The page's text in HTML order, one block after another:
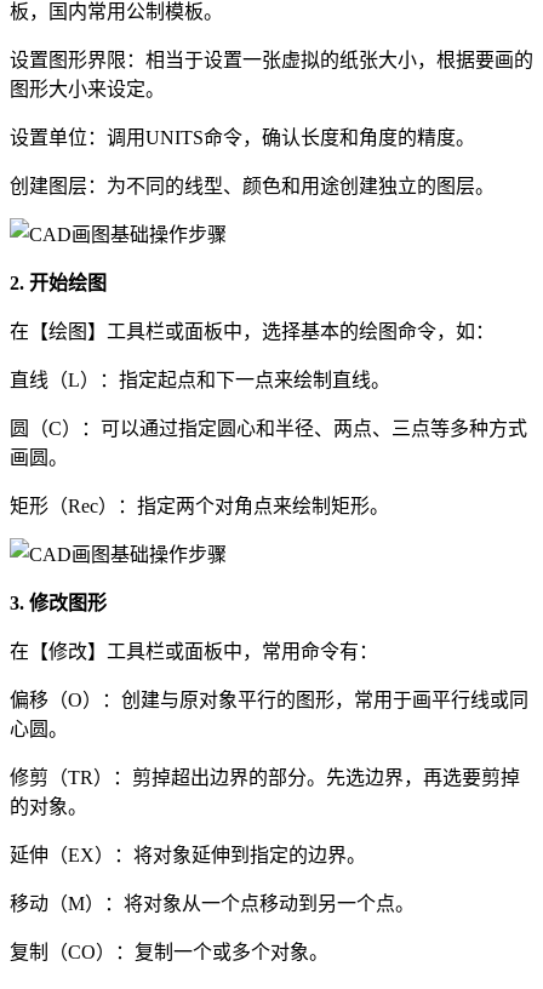
板，国内常用公制模板。
设置图形界限：相当于设置一张虚拟的纸张大小，根据要画的
图形大小来设定。
设置单位：调用UNITS命令，确认长度和角度的精度。
创建图层：为不同的线型、颜色和用途创建独立的图层。
2. 开始绘图
在【绘图】工具栏或面板中，选择基本的绘图命令，如：
直线（L）：指定起点和下一点来绘制直线。
圆（C）：可以通过指定圆心和半径、两点、三点等多种方式
画圆。
矩形（Rec）：指定两个对角点来绘制矩形。
3. 修改图形
在【修改】工具栏或面板中，常用命令有：
偏移（O）：创建与原对象平行的图形，常用于画平行线或同
心圆。
修剪（TR）：剪掉超出边界的部分。先选边界，再选要剪掉
的对象。
延伸（EX）：将对象延伸到指定的边界。
移动（M）：将对象从一个点移动到另一个点。
复制（CO）：复制一个或多个对象。